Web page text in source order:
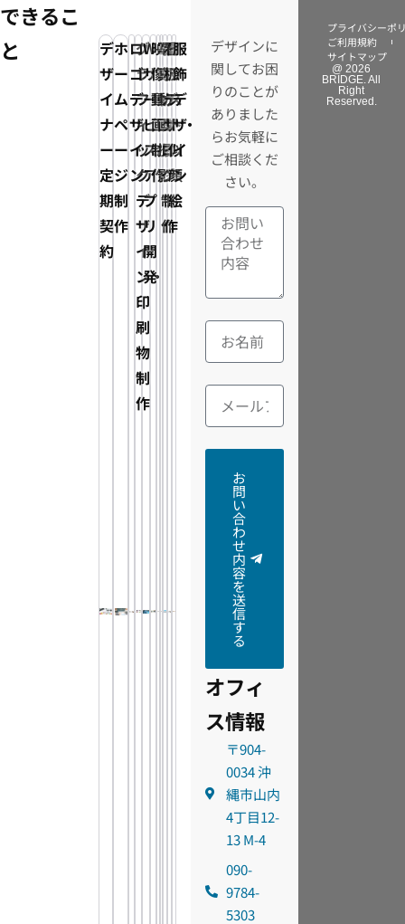
できるこ
と
デ
ザ
イ
ナ
ー
定
期
契
約
グ
ラ
フ
ィ
ッ
ク
デ
ザ
イ
ン・
印
刷
物
制
作
ロ
ゴ
デ
ザ
イ
ン
ホ
ー
ム
ペ
ー
ジ
制
作
Web
サ
ー
ビ
ス・
ア
プ
リ
開
発
映
像・
動
画
制
作
写
真・
動
画
撮
影
電
子
カ
タ
ロ
グ
制
作
看
板
デ
ザ
イ
ン
制
作
イ
ラ
ス
ト・
似
顔
絵
服
飾
デ
ザ
イ
ン
デザインに
関してお困
りのことが
ありました
らお気軽に
ご相談くだ
さい。
お
問
い
合
わ
せ
内
容
を
送
信
す
る
オフィ
ス情報
〒904-
0034 沖
縄市山内
4丁目12-
13 M-4
090-
9784-
5303
@ 2026
BRIDGE. All
Right
Reserved.
プライバシーポ
ご利用規約
サイトマップ